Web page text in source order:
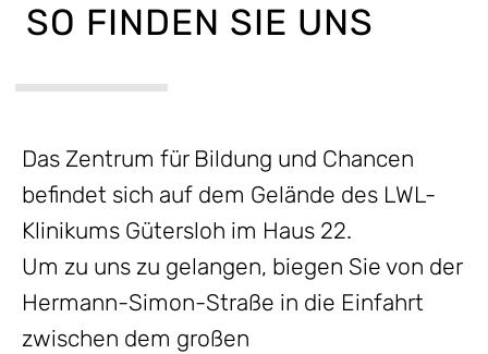
SO FINDEN SIE UNS
Das Zentrum für Bildung und Chancen
befindet sich auf dem Gelände des LWL-
Klinikums Gütersloh im Haus 22.
Um zu uns zu gelangen, biegen Sie von der
Hermann-Simon-Straße in die Einfahrt
zwischen dem großen